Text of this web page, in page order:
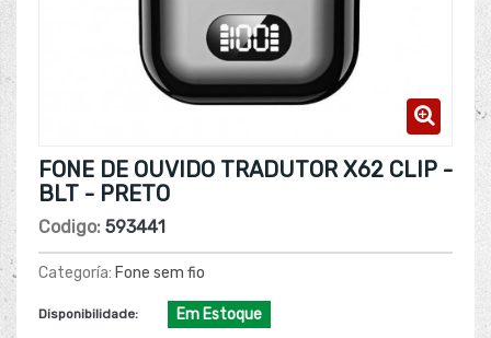
FONE DE OUVIDO TRADUTOR X62 CLIP -
BLT - PRETO
Codigo: 593441
Categoría: Fone sem fio
Disponibilidade: Em Estoque